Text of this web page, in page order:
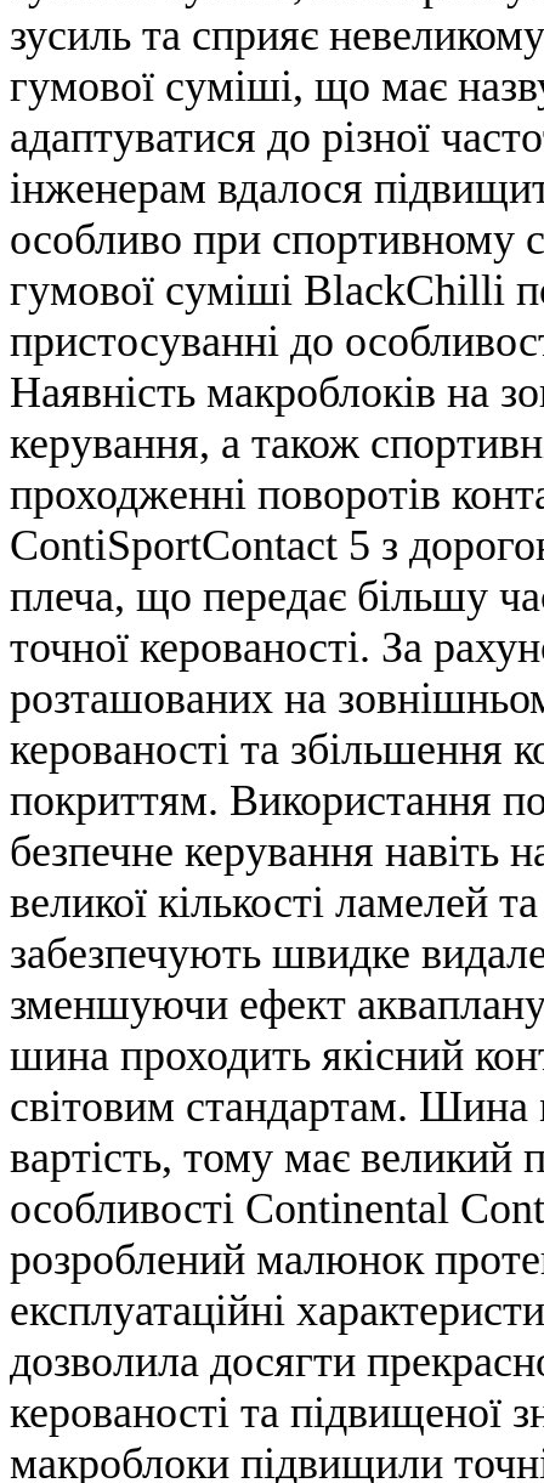
зусиль та сприяє
гумової суміші, що має
адаптуватися до різної
інженерам вдалося
особливо при спортивному
гумової суміші BlackChilli
пристосуванні до
Наявність макроблоків на
керування, а також
проходженні поворотів
ContiSportContact 5 з
плеча, що передає більшу
точної керованості. За
розташованих на
керованості та збільшення
покриттям. Використання
безпечне керування навіть
великої кількості ламелей
забезпечують швидке
зменшуючи ефект
шина проходить якісний
світовим стандартам. Шина
вартість, тому має великий
особливості Continental
розроблений малюнок
експлуатаційні
дозволила досягти
керованості та підвищеної
макроблоки підвищили